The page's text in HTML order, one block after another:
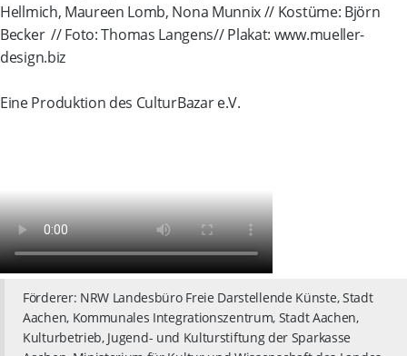
Hellmich, Maureen Lomb, Nona Munnix // Kostüme: Björn
Becker // Foto: Thomas Langens// Plakat: www.mueller-
design.biz
Eine Produktion des CulturBazar e.V.
Förderer: NRW Landesbüro Freie Darstellende Künste, Stadt
Aachen, Kommunales Integrationszentrum, Stadt Aachen,
Kulturbetrieb, Jugend- und Kulturstiftung der Sparkasse